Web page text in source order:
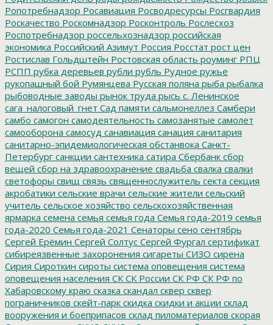
Ропотребнадзор Росавиация Росводресурсы Росгвардия
Роскачество Роскомнадзор Росконтроль Рослесхоз
Роспотребнадзор россельхознадзор российская
экономика Российский Азимут Россия Росстат рост цен
Ростислав Гольдштейн Ростовская область роуминг РПЦ
РСПП рубка деревьев рубли рубль Рудное ружье
рукопашный бой Румянцева Русская поляна рыба рыбалка
рыбоводные заводы рынок труда рысь с. Ленинское
сага_налоговый_гнет Сад памяти сальмонеллез Самбери
самбо самогон самодеятельность самозанятые самолет
самооборона самосуд санавиация санация санитария
санитарно-эпидемиологическая обстанвока Санкт-
Петербург санкции сантехника сатира Сбербанк сбор
вещей сбор на здравоохранение свадьба свалка свалки
светофоры свищ связь священнослужитель секта секция
акробатики сельские врачи сельские жители сельский
учитель сельское хозяйство сельскохозяйственная
ярмарка семена семья семья года Семья года-2019 семья
года-2020 Семья года-2021 Сенаторы сено сентябрь
Сергей Ерёмин Сергей Солтус Сергей Фургал сертификат
сибиреязвенные захоронения сигареты СИЗО сирена
Сирия Сироткин сироты система оповещения система
оповещения населения СК СК России СК РФ СК РФ по
Хабаровскому краю сказка скандал сквер сквер
пограничников скейт-парк скидка скидки и акции склад
вооружения и боеприпасов склад пиломатериалов скорая